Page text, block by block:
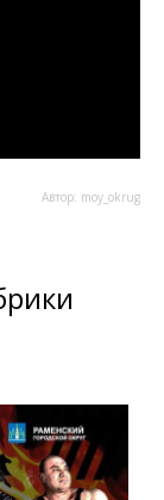
Автор: moy_okrug